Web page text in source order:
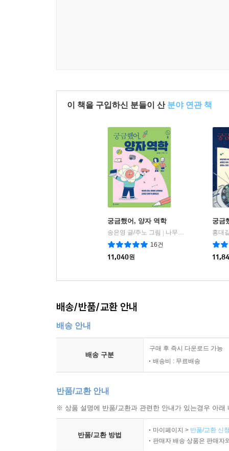
이 책을 구입하신 분들이 산 분야 연관 책
궁금했어, 양자 역학
송은영 글/주노 그림 | 나무생각
16건
11,040원
궁금
홍대
배송/반품/교환 안내
배송 안내
배송 구분
구매 후 즉시 다운로드 가능
배송비 : 무료배송
반품/교환 안내
※ 상품 설명에 반품/교환과 관련한 안내가 있는경우 아
반품/교환 방법
마이페이지 > 반품/교환 신
판매자 배송 상품은 판매자